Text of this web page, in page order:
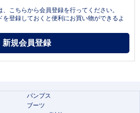
こちらから会員登録を行ってください。
を登録しておくと便利にお買い物ができるよ
パンプス
ブーツ